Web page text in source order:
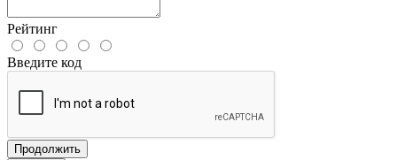
Рейтинг
Введите код
Продолжить